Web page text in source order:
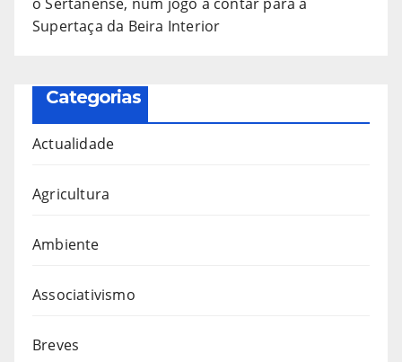
Supertaça da Beira Interior
Categorias
Actualidade
Agricultura
Ambiente
Associativismo
Breves